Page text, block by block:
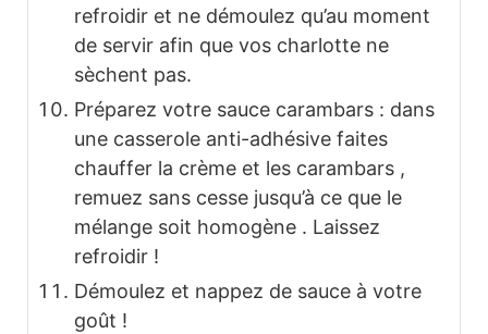
refroidir et ne démoulez qu’au moment
de servir afin que vos charlotte ne
sèchent pas.
Préparez votre sauce carambars : dans
une casserole anti-adhésive faites
chauffer la crème et les carambars ,
remuez sans cesse jusqu’à ce que le
mélange soit homogène . Laissez
refroidir !
Démoulez et nappez de sauce à votre
goût !